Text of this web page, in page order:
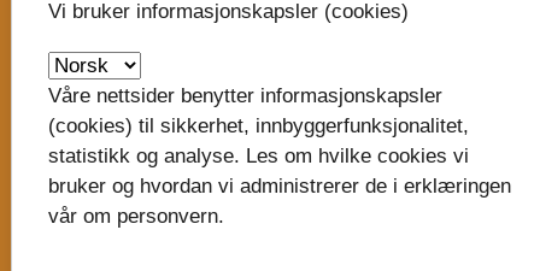
Skriv til oss
Vestfold fylkeskommune
Postboks 1213
Trudvang
3105 Tønsberg
Vi bruker informasjonskapsler (cookies)
Våre nettsider benytter informasjonskapsler
(cookies) til sikkerhet, innbyggerfunksjonalitet,
statistikk og analyse. Les om hvilke cookies vi
bruker og hvordan vi administrerer de i erklæringen
vår om personvern.